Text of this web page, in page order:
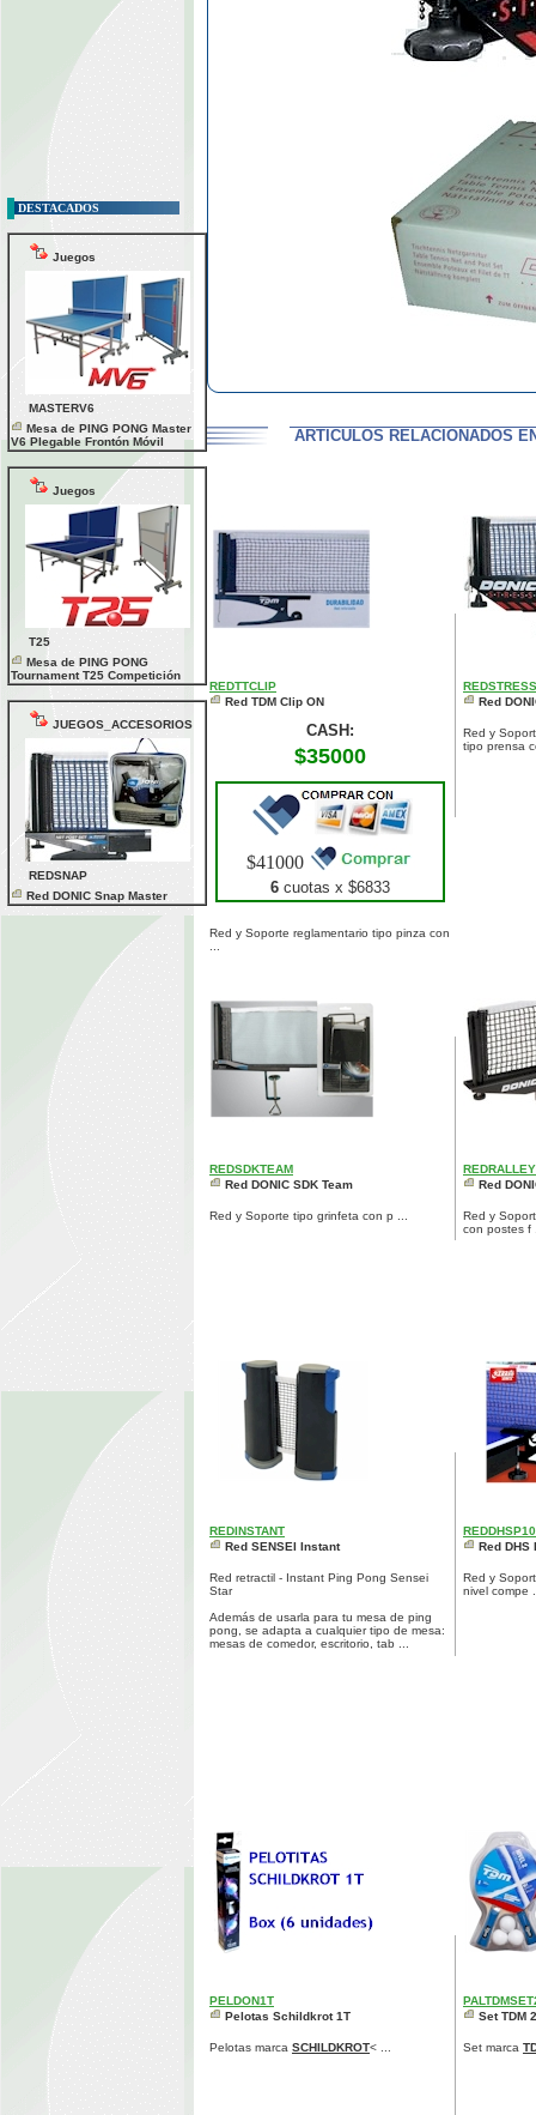
DESTACADOS
Juegos
MASTERV6
Mesa de PING PONG Master
V6 Plegable Frontón Móvil
Juegos
T25
Mesa de PING PONG
Tournament T25 Competición
JUEGOS_ACCESORIOS
REDSNAP
Red DONIC Snap Master
ARTICULOS RELACIONADOS
REDTTCLIP
Red TDM Clip ON
CASH:
$35000
$41000
6 cuotas x $6833
Red y Soporte reglamentario tipo pinza con
REDSTRESS
Red
Red y
tipo prensa
REDSDKTEAM
Red DONIC SDK Team
Red y Soporte tipo grinfeta con p ...
REDRALLEY
Red
Red y
con postes f
REDINSTANT
Red SENSEI Instant
Red retractil - Instant Ping Pong Sensei
Star
Además de usarla para tu mesa de ping
pong, se adapta a cualquier tipo de mesa:
mesas de comedor, escritorio, tab ...
Red DHS
Red y
nivel compe
PELDON1T
Pelotas Schildkrot 1T
Pelotas marca SCHILDKROT< ...
Set TDM
Set marca